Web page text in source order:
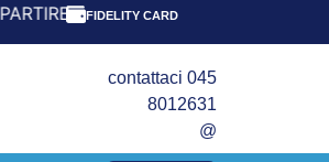
DA 69,90€ LA SPEDIZIONE È
FIDELITY CARD
contattaci 045
8012631
@